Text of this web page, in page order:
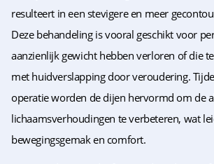
resulteert in een stevigere en meer
Deze behandeling is vooral geschikt voor
aanzienlijk gewicht hebben verloren of die
met huidverslapping door veroudering.
operatie worden de dijen hervormd om de
lichaamsverhoudingen te verbeteren, wat
bewegingsgemak en comfort.